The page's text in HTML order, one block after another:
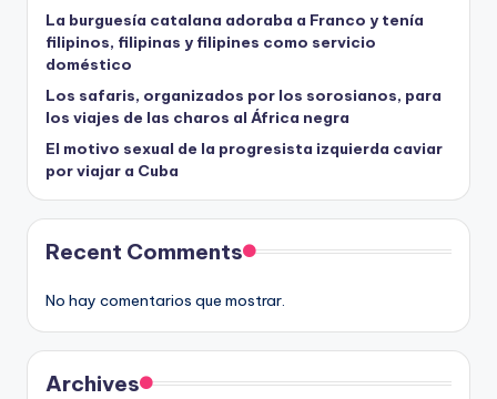
La burguesía catalana adoraba a Franco y tenía
filipinos, filipinas y filipines como servicio
doméstico
Los safaris, organizados por los sorosianos, para
los viajes de las charos al África negra
El motivo sexual de la progresista izquierda caviar
por viajar a Cuba
Recent Comments
No hay comentarios que mostrar.
Archives